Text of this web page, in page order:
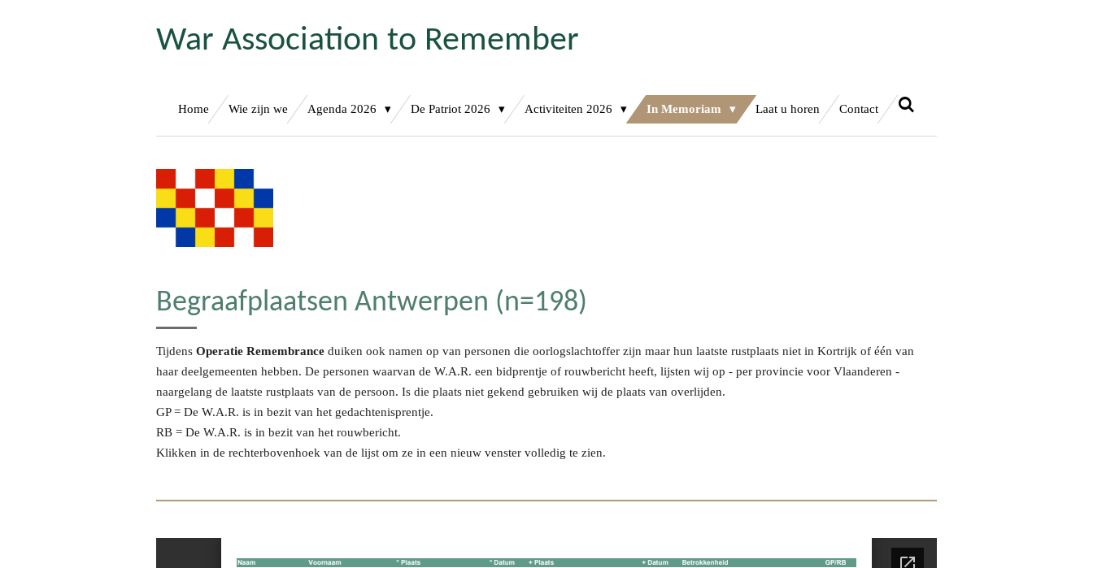
War Association to Remember
Home Wie zijn we Agenda 2026 De Patriot 2026 Activiteiten 2026 In Memoriam Laat u horen Contact
Begraafplaatsen Antwerpen (n=198)
Tijdens Operatie Remembrance duiken ook namen op van personen die oorlogslachtoffer zijn maar hun laatste rustplaats niet in Kortrijk of één van
haar deelgemeenten hebben. De personen waarvan de W.A.R. een bidprentje of rouwbericht heeft, lijsten wij op - per provincie voor Vlaanderen -
naargelang de laatste rustplaats van de persoon. Is die plaats niet gekend gebruiken wij de plaats van overlijden.
GP = De W.A.R. is in bezit van het gedachtenisprentje.
RB = De W.A.R. is in bezit van het rouwbericht.
Klikken in de rechterbovenhoek van de lijst om ze in een nieuw venster volledig te zien.